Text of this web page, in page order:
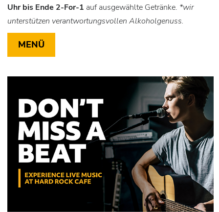
Uhr bis Ende 2-For-1 auf ausgewählte Getränke. *wir
unterstützen verantwortungsvollen Alkoholgenuss.
MENÜ